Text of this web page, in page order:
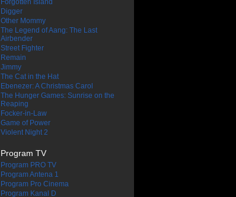
Forgotten Island
Digger
Other Mommy
The Legend of Aang: The Last
Airbender
Street Fighter
Remain
Jimmy
The Cat in the Hat
Ebenezer: A Christmas Carol
The Hunger Games: Sunrise on the
Reaping
Focker-in-Law
Game of Power
Violent Night 2
Program TV
Program PRO TV
Program Antena 1
Program Pro Cinema
Program Kanal D